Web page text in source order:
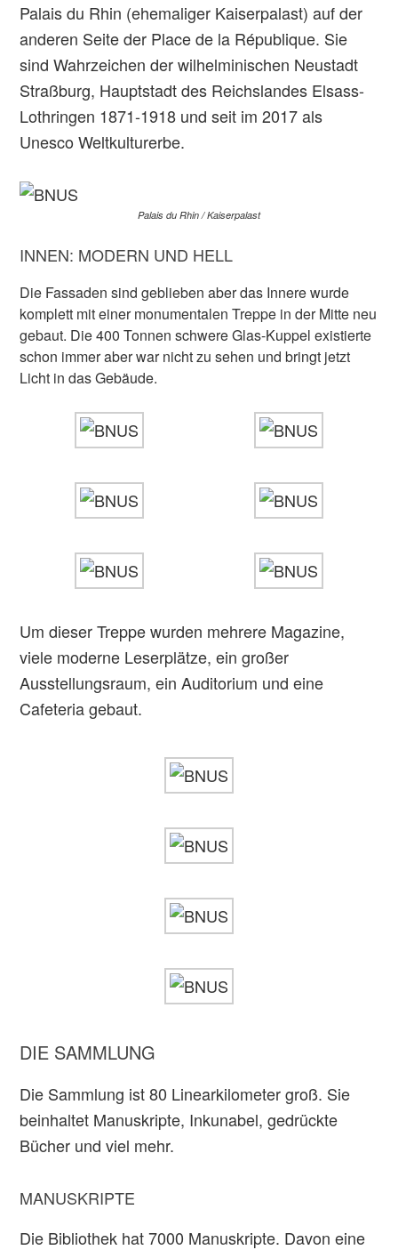
Palais du Rhin (ehemaliger Kaiserpalast) auf der
anderen Seite der Place de la République. Sie
sind Wahrzeichen der wilhelminischen Neustadt
Straßburg, Hauptstadt des Reichslandes Elsass-
Lothringen 1871-1918 und seit im 2017 als
Unesco Weltkulturerbe.
Palais du Rhin / Kaiserpalast
INNEN: MODERN UND HELL
Die Fassaden sind geblieben aber das Innere wurde
komplett mit einer monumentalen Treppe in der Mitte neu
gebaut. Die 400 Tonnen schwere Glas-Kuppel existierte
schon immer aber war nicht zu sehen und bringt jetzt
Licht in das Gebäude.
Um dieser Treppe wurden mehrere Magazine,
viele moderne Leserplätze, ein großer
Ausstellungsraum, ein Auditorium und eine
Cafeteria gebaut.
DIE SAMMLUNG
Die Sammlung ist 80 Linearkilometer groß. Sie
beinhaltet Manuskripte, Inkunabel, gedrückte
Bücher und viel mehr.
MANUSKRIPTE
Die Bibliothek hat 7000 Manuskripte. Davon eine